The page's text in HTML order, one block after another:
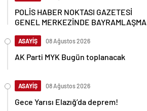
POLİS HABER NOKTASI GAZETESİ
GENEL MERKEZİNDE BAYRAMLAŞMA
ASAYİŞ 08 Ağustos 2026
AK Parti MYK Bugün toplanacak
ASAYİŞ 08 Ağustos 2026
Gece Yarısı Elazığ’da deprem!